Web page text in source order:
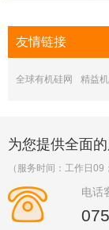
友情链接
全球有机硅网 精益
为您提供全面
（服务时间：工作日09
电话